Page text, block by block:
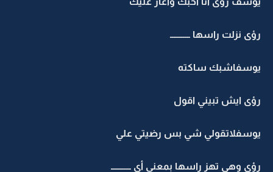
رؤى نزلت راسها ـــــــــــ
يوسفاشبك ساكته
رؤى ايش تبيني اقول
يوسفلاتقولي شي بس رضيتي علي
رؤى وهي تهز راسها بمعنى أي ـــــــــــ